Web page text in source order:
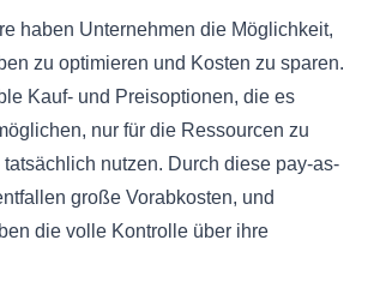
haben Unternehmen die Möglichkeit,
zu optimieren und Kosten zu sparen.
Kauf- und Preisoptionen, die es
nur für die Ressourcen zu
nutzen. Durch diese pay-as-
große Vorabkosten, und
die volle Kontrolle über ihre